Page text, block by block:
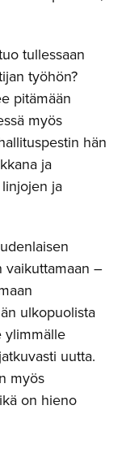
tullessaan
työhön?
pitämään
myös
hän
ja
ja
vaikuttamaan –
ulkopuolista
ylimmälle
uutta.
myös
on hieno